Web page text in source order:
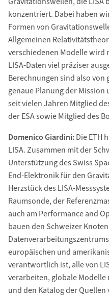
konzentriert. Dabei haben
Formen von
Allgemeinen
verschiedenen Modelle wird
LISA-Daten viel präziser
Berechnungen sind also
genaue Planung der Mission
seit vielen Jahren Mitglied
der ESA sowie Mitglied des
Domenico Giardini:Die ETH
LISA. Zusammen mit der
Unterstützung des Swiss
End-Elektronik für den
Herzstück des LISA-
Raumsonde, der
auch am Performance and
bauen den Schweizer
europäischen und
verantwortlich ist, alle von
verarbeiten, globale Modelle
und den Katalog der